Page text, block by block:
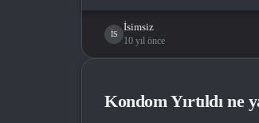
İS
İsimsiz
10 yıl önce
Kondom Yırtıldı ne